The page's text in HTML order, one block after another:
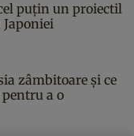
puțin un proiectil
zâmbitoare și ce
a o